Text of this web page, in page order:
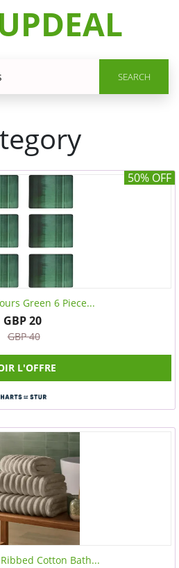
SEARCH
50% OFF
Green 6 Piece...
GBP 20
GBP 40
L'OFFRE
Cotton Bath...